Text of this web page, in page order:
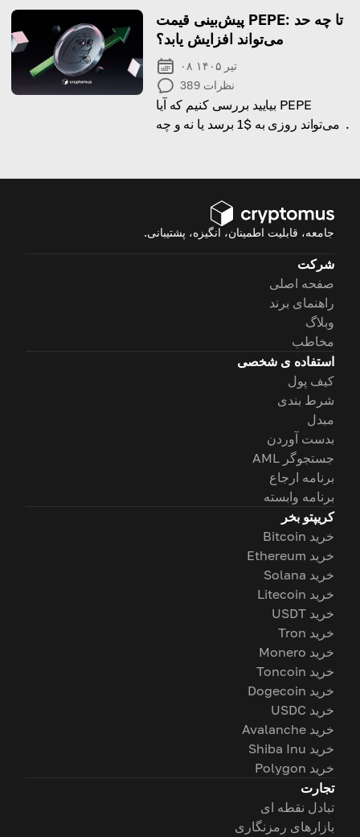
پیش‌بینی قیمت PEPE: تا چه حد
می‌تواند افزایش یابد؟
۰۸ تیر ۱۴۰۵
389 نظرات
بیایید بررسی کنیم که آیا PEPE
می‌تواند روزی به $1 برسد یا نه و چه
جامعه، قابلیت اطمینان، انگیزه، پشتیبانی.
شرکت
صفحه اصلی
راهنمای برند
وبلاگ
مخاطب
استفاده ی شخصی
کیف پول
شرط بندی
مبدل
بدست آوردن
جستجوگر AML
برنامه ارجاع
برنامه وابسته
کریپتو بخر
خرید Bitcoin
خرید Ethereum
خرید Solana
خرید Litecoin
خرید USDT
خرید Tron
خرید Monero
خرید Toncoin
خرید Dogecoin
خرید USDC
خرید Avalanche
خرید Shiba Inu
خرید Polygon
تجارت
تبادل نقطه ای
بازارهای رمزنگاری